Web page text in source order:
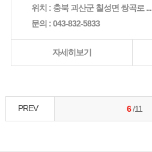
위치 : 충북 괴산군 칠성면 쌍곡로 ...
문의 : 043-832-5833
자세히보기
PREV 6/11